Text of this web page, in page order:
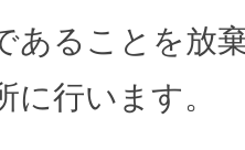
あることを放
に行います。